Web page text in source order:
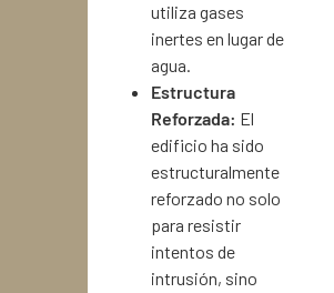
utiliza gases
inertes en lugar de
agua.
Estructura
Reforzada: El
edificio ha sido
estructuralmente
reforzado no solo
para resistir
intentos de
intrusión, sino